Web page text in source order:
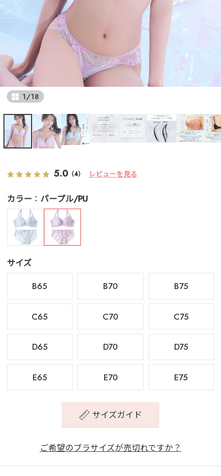
1/18
5.0 （4） レビューを見る
カラー パープル/PU
サイズ
B65
B70 B75
C65 C70 C75
D65 D70 D75
E65 E70 E75
サイズガイド
ご希望のブラサイズが売切れですか？